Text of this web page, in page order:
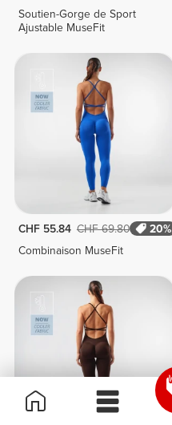
Soutien-Gorge de Sport
Ajustable MuseFit
CHF 55.84 CHF 69.80
20%
Combinaison MuseFit